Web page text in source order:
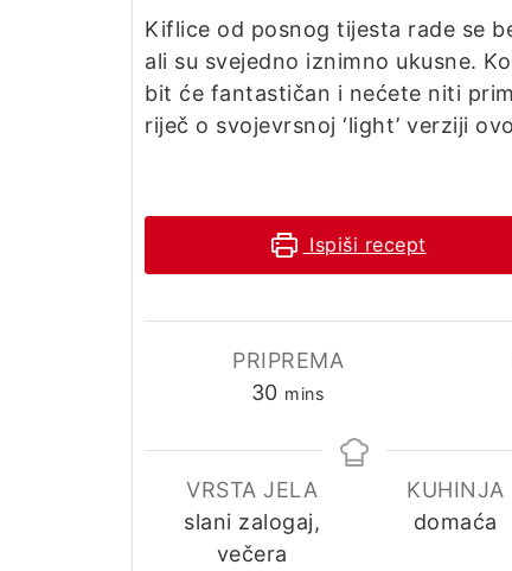
Kiflice od posnog tijesta rade se
ali su svejedno iznimno ukusne.
bit će fantastičan i nećete niti
riječ o svojevrsnoj ‘light’ verziji
Ispiši recept
PRIPREMA
30minutes
mins
VRSTA JELA
slani zalogaj,
večera
KUHINJA
domaća